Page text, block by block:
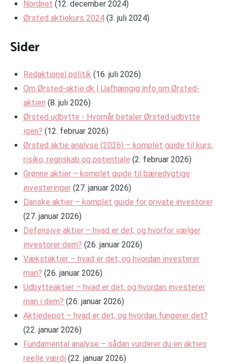
Nordnet (12. december 2024)
Ørsted aktiekurs 2024 (3. juli 2024)
Sider
Redaktionel politik (16. juli 2026)
Om Ørsted-aktie.dk | Uafhængig info om Ørsted-
aktien (8. juli 2026)
Ørsted udbytte - Hvornår betaler Ørsted udbytte
igen? (12. februar 2026)
Ørsted aktie analyse (2026) – komplet guide til kurs,
risiko, regnskab og potentiale (2. februar 2026)
Grønne aktier – komplet guide til bæredygtige
investeringer (27. januar 2026)
Danske aktier – komplet guide for private investorer
(27. januar 2026)
Defensive aktier – hvad er det, og hvorfor vælger
investorer dem? (26. januar 2026)
Vækstaktier – hvad er det, og hvordan investerer
man? (26. januar 2026)
Udbytteaktier – hvad er det, og hvordan investerer
man i dem? (26. januar 2026)
Aktiedepot – hvad er det, og hvordan fungerer det?
(22. januar 2026)
Fundamental analyse – sådan vurderer du en akties
reelle værdi (22. januar 2026)